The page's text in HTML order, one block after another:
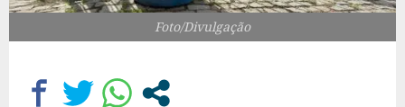
Foto/Divulgação